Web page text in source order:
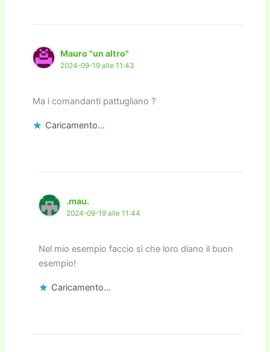
Mauro "un altro"
2024-09-19 alle 11:43
Ma i comandanti pattugliano ?
Caricamento...
.mau.
2024-09-19 alle 11:44
Nel mio esempio faccio sì che loro diano il buon
esempio!
Caricamento...